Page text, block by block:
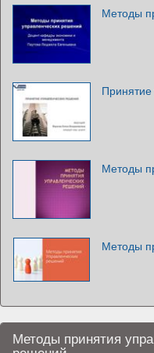
Методы
Методы
Методы
Методы принятия